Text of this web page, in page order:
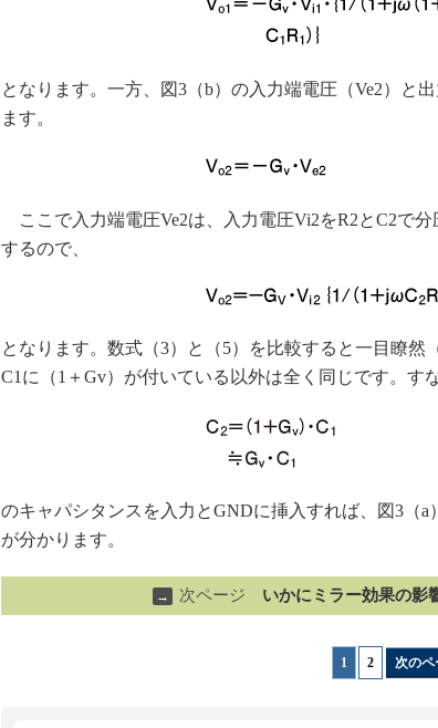
となります。一方、図3（b）の入力端電圧（Ve2）と
ます。
ここで入力端電圧Ve2は、入力電圧Vi2をR2とC2で
するので、
となります。数式（3）と（5）を比較すると一目瞭然
C1に（1＋Gv）が付いている以外は全く同じです。す
のキャパシタンスを入力とGNDに挿入すれば、図3（a
が分かります。
→ 次ページ いかにミラー効果の
1 2 次のペ